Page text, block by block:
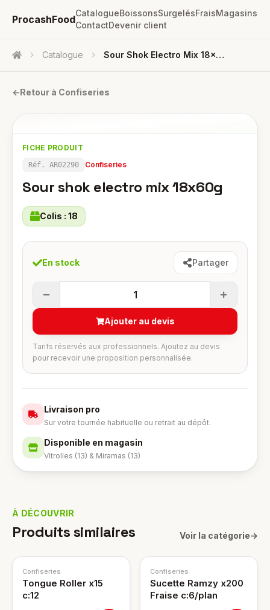
ProcashFood
CatalogueBoissonsSurgelésFraisMagasins
ContactDevenir client
Accueil Catalogue Sour Shok Electro Mix 18x60g
←Retour à Confiseries
FICHE PRODUIT
Réf. AR02290 Confiseries
Sour shok electro mix 18x60g
Colis : 18
En stock Partager
1
Ajouter au devis
Tarifs réservés aux professionnels. Ajoutez au devis
pour recevoir une proposition personnalisée.
Livraison pro
Sur votre tournée habituelle ou retrait au dépôt.
Disponible en magasin
Vitrolles (13) & Miramas (13)
À DÉCOUVRIR
Produits similaires Voir la catégorie→
Confiseries
Tongue Roller x15
c:12
Confiseries
Sucette Ramzy x200
Fraise c:6/plan